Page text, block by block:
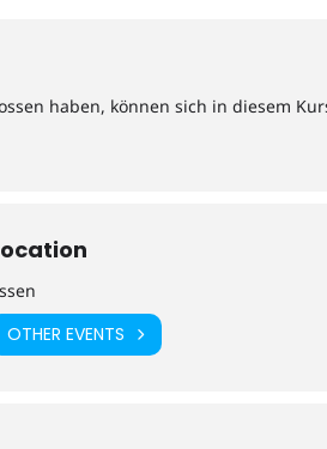
haben, können sich in diesem
OTHER EVENTS